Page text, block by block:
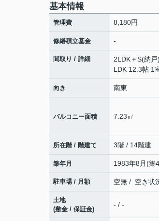
基本情報
管理費 8,180円
修繕積立基金 -
間取り / 詳細
2LDK＋S(納戸)
LDK 12.3帖 1
向き 南東
バルコニー面積 7.23㎡
所在階 / 階建て 3階 / 14階建
築年月 1983年8月(築
駐車場 / 月額 空無 / 空き状
土地
(敷金 / 保証金)
- / -